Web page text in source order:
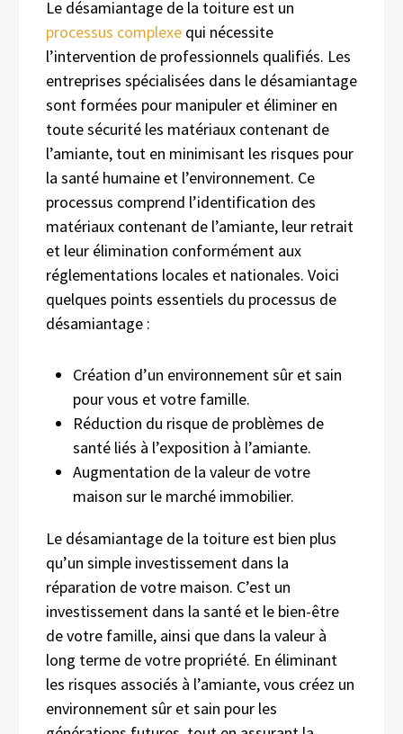
Le désamiantage de la toiture est un
processus complexe qui nécessite
l’intervention de professionnels qualifiés. Les
entreprises spécialisées dans le désamiantage
sont formées pour manipuler et éliminer en
toute sécurité les matériaux contenant de
l’amiante, tout en minimisant les risques pour
la santé humaine et l’environnement. Ce
processus comprend l’identification des
matériaux contenant de l’amiante, leur retrait
et leur élimination conformément aux
réglementations locales et nationales. Voici
quelques points essentiels du processus de
désamiantage :
Création d’un environnement sûr et sain
pour vous et votre famille.
Réduction du risque de problèmes de
santé liés à l’exposition à l’amiante.
Augmentation de la valeur de votre
maison sur le marché immobilier.
Le désamiantage de la toiture est bien plus
qu’un simple investissement dans la
réparation de votre maison. C’est un
investissement dans la santé et le bien-être
de votre famille, ainsi que dans la valeur à
long terme de votre propriété. En éliminant
les risques associés à l’amiante, vous créez un
environnement sûr et sain pour les